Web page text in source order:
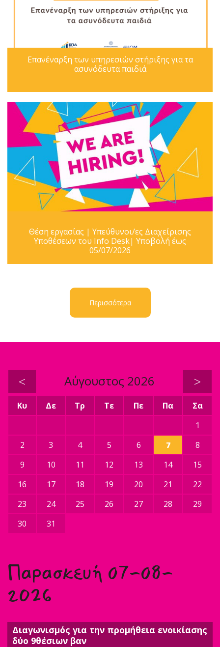
Επανέναρξη των υπηρεσιών στήριξης για τα
ασυνόδευτα παιδιά
Θέση εργασίας | Υπεύθυνοι/ες Διαχείρισης
Υποθέσεων του Info Desk| Υποβολή έως
05/07/2026
Περισσότερα
< Αύγουστος 2026 >
Κυ Δε Τρ Τε Πε Πα
Σα
1
2
3 4 5 6 7
8
9
10 11 12 13 14
15
16
17 18 19 20 21
22
23
24 25 26 27 28
29
30
31
Παρασκευή 07-08-
2026
Διαγωνισμός για την προμήθεια ενοικίασης
δύο 9θέσιων βαν